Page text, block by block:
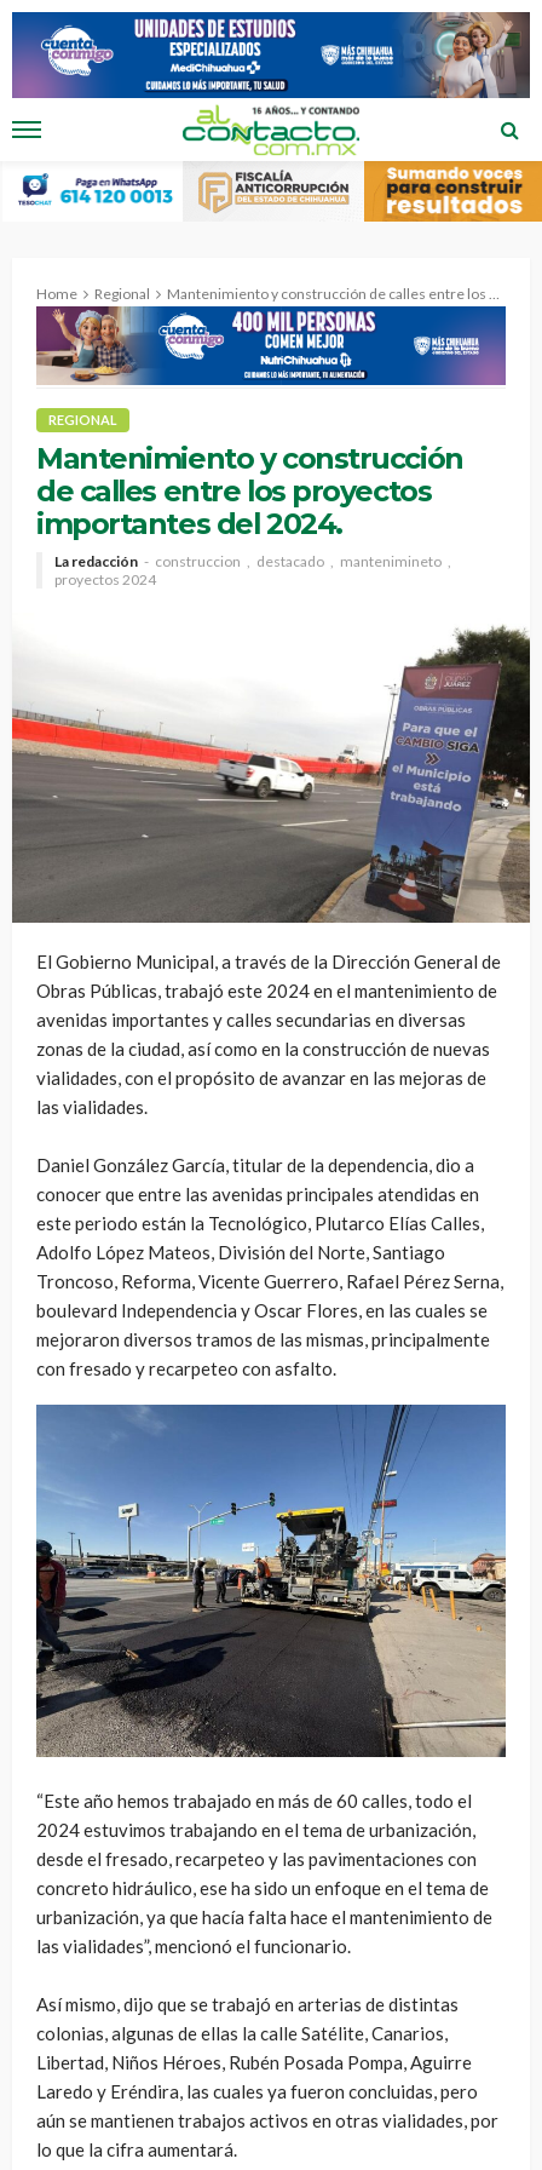
Home Regional Mantenimiento y construcción de calles entre los proyectos importantes del 2024.
REGIONAL
Mantenimiento y construcción
de calles entre los proyectos
importantes del 2024.
La redacción construccion destacado
mantenimineto
proyectos 2024
El Gobierno Municipal, a través de la Dirección General de
Obras Públicas, trabajó este 2024 en el mantenimiento de
avenidas importantes y calles secundarias en diversas
zonas de la ciudad, así como en la construcción de nuevas
vialidades, con el propósito de avanzar en las mejoras de
las vialidades.
Daniel González García, titular de la dependencia, dio a
conocer que entre las avenidas principales atendidas en
este periodo están la Tecnológico, Plutarco Elías Calles,
Adolfo López Mateos, División del Norte, Santiago
Troncoso, Reforma, Vicente Guerrero, Rafael Pérez Serna,
boulevard Independencia y Oscar Flores, en las cuales se
mejoraron diversos tramos de las mismas, principalmente
con fresado y recarpeteo con asfalto.
“Este año hemos trabajado en más de 60 calles, todo el
2024 estuvimos trabajando en el tema de urbanización,
desde el fresado, recarpeteo y las pavimentaciones con
concreto hidráulico, ese ha sido un enfoque en el tema de
urbanización, ya que hacía falta hace el mantenimiento de
las vialidades”, mencionó el funcionario.
Así mismo, dijo que se trabajó en arterias de distintas
colonias, algunas de ellas la calle Satélite, Canarios,
Libertad, Niños Héroes, Rubén Posada Pompa, Aguirre
Laredo y Eréndira, las cuales ya fueron concluidas, pero
aún se mantienen trabajos activos en otras vialidades, por
lo que la cifra aumentará.